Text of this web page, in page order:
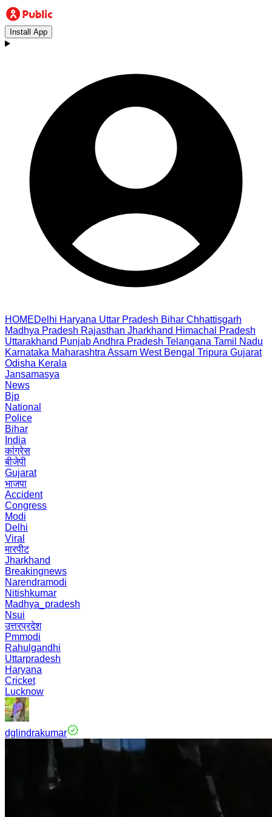
Install App
HOMEDelhi Haryana Uttar Pradesh Bihar Chhattisgarh
Madhya Pradesh Rajasthan Jharkhand Himachal Pradesh
Uttarakhand PunjabAndhra Pradesh Telangana Tamil Nadu
Karnataka Maharashtra Assam West Bengal Tripura Gujarat
Odisha Kerala
Jansamasya
News
Bjp
National
Police
Bihar
India
कांग्रेस
बीजेपी
Gujarat
भाजपा
Accident
Congress
Modi
Delhi
Viral
मारपीट
Jharkhand
Breakingnews
Narendramodi
Nitishkumar
Madhya_pradesh
Nsui
उत्तरप्रदेश
Pmmodi
Rahulgandhi
Uttarpradesh
Haryana
Cricket
Lucknow
dglindrakumar